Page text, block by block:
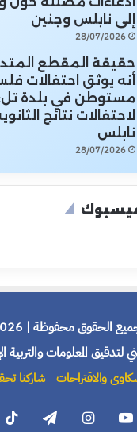
إلى نابلس وجنين
28/07/2026
حقيقة المقطع
أنه يوثق احتفالات
مستوطن في بلدة
لاحتفالات نتائج
نابلس
28/07/2026
فيسبوك
الحقوق محفوظة | 2026 |
لتدقيق المعلومات والتربية
والاقتراحات شاركنا
يوتيوب انستقرام تيلقرام